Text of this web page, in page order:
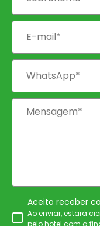
Aceito receber
Ao enviar, estará
pelo hotel com a